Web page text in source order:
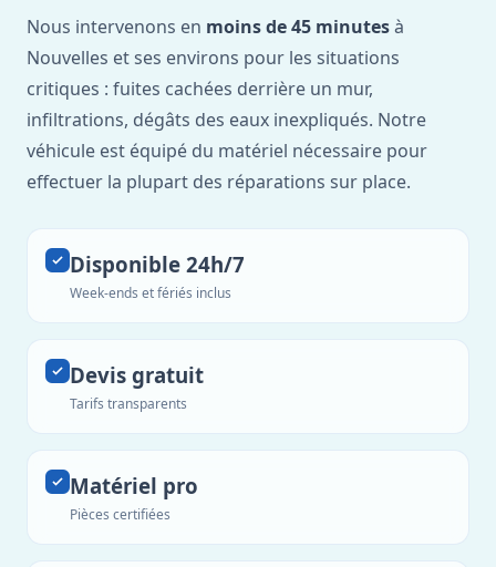
Nous intervenons en moins de 45 minutesà
Nouvelles et ses environs pour les situations
critiques : fuites cachées derrière un mur,
infiltrations, dégâts des eaux inexpliqués. Notre
véhicule est équipé du matériel nécessaire pour
effectuer la plupart des réparations sur place.
Disponible 24h/7
Week-ends et fériés inclus
Devis gratuit
Tarifs transparents
Matériel pro
Pièces certifiées